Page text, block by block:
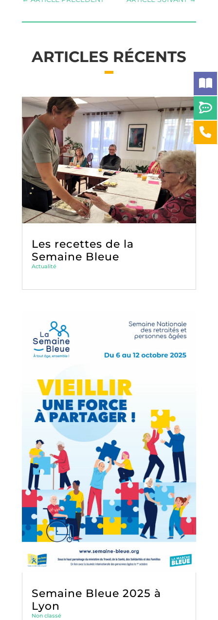
ARTICLES RÉCENTS
Les recettes de la
Semaine Bleue
Actualité
Semaine Bleue 2025 à
Lyon
Non classé